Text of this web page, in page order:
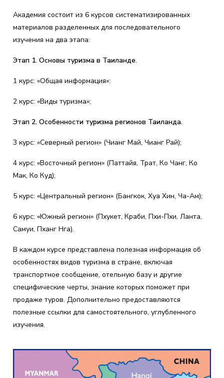
Академия состоит из 6 курсов систематизированных
материалов разделенных для последовательного
изучения на два этапа:
Этап 1. Основы туризма в Таиланде.
1 курс: «Общая информация»:
2 курс: «Виды туризма»;
Этап 2. Особенности туризма регионов Таиланда.
3 курс: «Северный регион» (Чианг Май, Чианг Рай);
4 курс: «Восточный регион» (Паттайя, Трат, Ко Чанг, Ко
Мак, Ко Куд);
5 курс: «Центральный регион» (Бангкок, Хуа Хин, Ча-Ам);
6 курс: «Южный регион» (Пхукет, Краби, Пхи-Пхи, Ланта,
Самуи, Пханг Нга).
В каждом курсе представлена полезная информация об
особенностях видов туризма в стране, включая
транспортное сообщение, отельную базу и другие
специфические черты, знание которых поможет при
продаже туров. Дополнительно предоставляются
полезные ссылки для самостоятельного, углубленного
изучения.